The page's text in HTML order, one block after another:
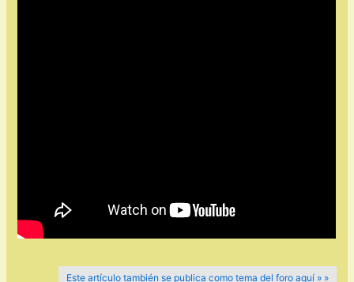
Este artículo también se publica como tema del foro aquí » »